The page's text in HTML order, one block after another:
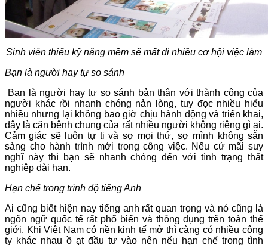
Sinh viên thiếu kỹ năng mềm sẽ mất đi nhiều cơ hội việc làm
Bạn là người hay tự so sánh
Bạn là người hay tự so sánh bản thân với thành công của
người khác rồi nhanh chóng nản lòng, tuy đọc nhiều hiểu
nhiều nhưng lại không bao giờ chịu hành động và triển khai,
đây là căn bệnh chung của rất nhiều người không riêng gì ai.
Cảm giác sẽ luôn tự ti và sợ mọi thứ, sợ mình không sẵn
sàng cho hành trình mới trong công việc. Nếu cứ mãi suy
nghĩ này thì bạn sẽ nhanh chóng đến với tình trạng thất
nghiệp dài hạn.
Hạn chế trong trình độ tiếng Anh
Ai cũng biết hiện nay tiếng anh rất quan trọng và nó cũng là
ngôn ngữ quốc tế rất phổ biến và thông dụng trên toàn thế
giới. Khi Việt Nam có nền kinh tế mở thì càng có nhiều công
ty khác nhau ồ ạt đầu tư vào nên nếu hạn chế trong tình